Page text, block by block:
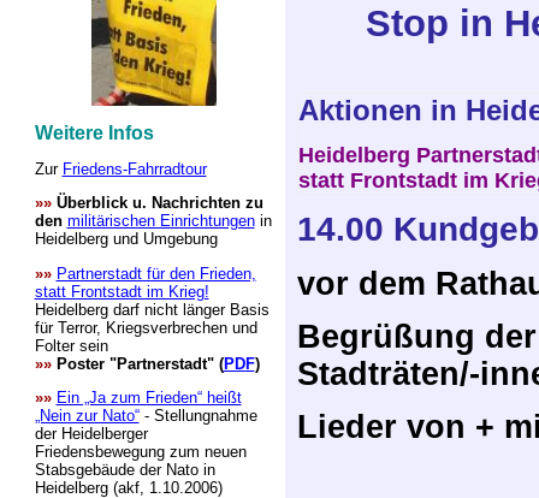
Weitere Infos
Zur Friedens-Fahrradtour
»» Überblick u. Nachrichten zu
den militärischen Einrichtungenin
Heidelberg und Umgebung
»» Partnerstadt für den Frieden,
statt Frontstadt im Krieg!
Heidelberg darf nicht länger Basis
für Terror, Kriegsverbrechen und
Folter sein
»» Poster "Partnerstadt" (PDF)
»» Ein „Ja zum Frieden“ heißt
„Nein zur Nato“- Stellungnahme
der Heidelberger
Friedensbewegung zum neuen
Stabsgebäude der Nato in
Heidelberg (akf, 1.10.2006)
Stop in
Aktionen in
Heidelberg
statt Frontstadt im
14.00
vor dem
Begrüßung
Stadträten/-
Lieder von +